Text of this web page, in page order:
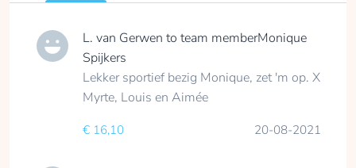
L. van Gerwen to team memberMonique
Spijkers
Lekker sportief bezig Monique, zet 'm op. X
Myrte, Louis en Aimée
€ 16,10 20-08-2021